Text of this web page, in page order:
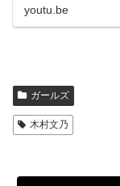
youtu.be
ガールズ
木村文乃